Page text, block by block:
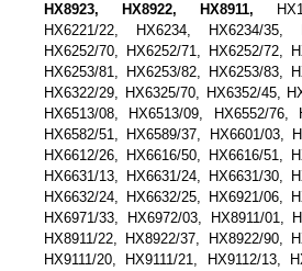
HX8923, HX8922, HX8911,
HX6221/22, HX6234, HX6234/35,
HX6252/70, HX6252/71, HX6252/72,
HX6253/81, HX6253/82, HX6253/83,
HX6322/29, HX6325/70, HX6352/45,
HX6513/08, HX6513/09, HX6552/76,
HX6582/51, HX6589/37, HX6601/03,
HX6612/26, HX6616/50, HX6616/51,
HX6631/13, HX6631/24, HX6631/30,
HX6632/24, HX6632/25, HX6921/06,
HX6971/33, HX6972/03, HX8911/01,
HX8911/22, HX8922/37, HX8922/90,
HX9111/20, HX9111/21, HX9112/13,